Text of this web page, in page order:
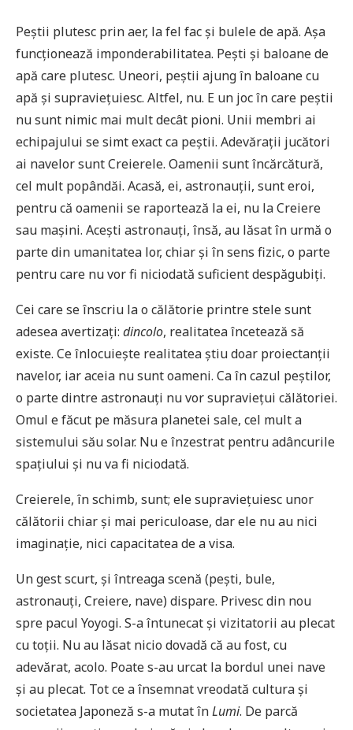
Peștii plutesc prin aer, la fel fac și bulele de apă. Așa
funcționează imponderabilitatea. Pești și baloane de
apă care plutesc. Uneori, peștii ajung în baloane cu
apă și supraviețuiesc. Altfel, nu. E un joc în care peștii
nu sunt nimic mai mult decât pioni. Unii membri ai
echipajului se simt exact ca peștii. Adevărații jucători
ai navelor sunt Creierele. Oamenii sunt încărcătură,
cel mult popândăi. Acasă, ei, astronauții, sunt eroi,
pentru că oamenii se raportează la ei, nu la Creiere
sau mașini. Acești astronauți, însă, au lăsat în urmă o
parte din umanitatea lor, chiar și în sens fizic, o parte
pentru care nu vor fi niciodată suficient despăgubiți.
Cei care se înscriu la o călătorie printre stele sunt
adesea avertizați: dincolo, realitatea încetează să
existe. Ce înlocuiește realitatea știu doar proiectanții
navelor, iar aceia nu sunt oameni. Ca în cazul peștilor,
o parte dintre astronauți nu vor supraviețui călătoriei.
Omul e făcut pe măsura planetei sale, cel mult a
sistemului său solar. Nu e înzestrat pentru adâncurile
spațiului și nu va fi niciodată.
Creierele, în schimb, sunt; ele supraviețuiesc unor
călătorii chiar și mai periculoase, dar ele nu au nici
imaginație, nici capacitatea de a visa.
Un gest scurt, și întreaga scenă (pești, bule,
astronauți, Creiere, nave) dispare. Privesc din nou
spre pacul Yoyogi. S-a întunecat și vizitatorii au plecat
cu toții. Nu au lăsat nicio dovadă că au fost, cu
adevărat, acolo. Poate s-au urcat la bordul unei nave
și au plecat. Tot ce a însemnat vreodată cultura și
societatea Japoneză s-a mutat înLumi. De parcă